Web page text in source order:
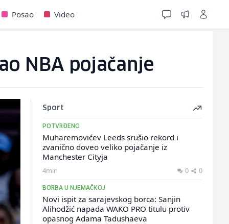
Posao Video
NBA pojačanje
Sport
POTVRĐENO
Muharemovićev Leeds srušio rekord i
zvanično doveo veliko pojačanje iz
Manchester Cityja
4min 0 0
BORBA U NJEMAČKOJ
Novi ispit za sarajevskog borca: Sanjin
Alihodžić napada WAKO PRO titulu protiv
opasnog Adama Tadushaeva